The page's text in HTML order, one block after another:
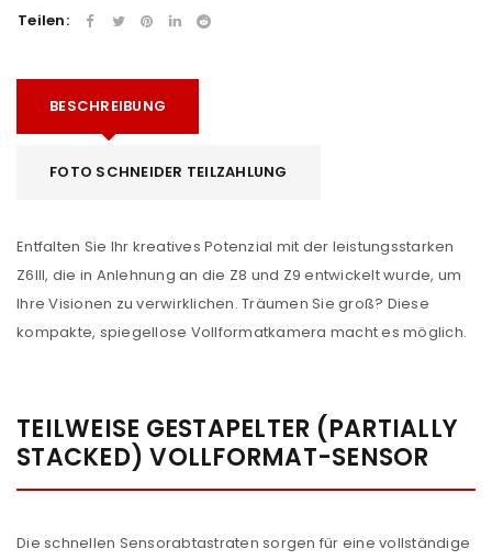
Teilen:
BESCHREIBUNG
FOTO SCHNEIDER TEILZAHLUNG
Entfalten Sie Ihr kreatives Potenzial mit der leistungsstarken
Z6III, die in Anlehnung an die Z8 und Z9 entwickelt wurde, um
Ihre Visionen zu verwirklichen. Träumen Sie groß? Diese
kompakte, spiegellose Vollformatkamera macht es möglich.
TEILWEISE GESTAPELTER (PARTIALLY
STACKED) VOLLFORMAT-SENSOR
Die schnellen Sensorabtastraten sorgen für eine vollständige